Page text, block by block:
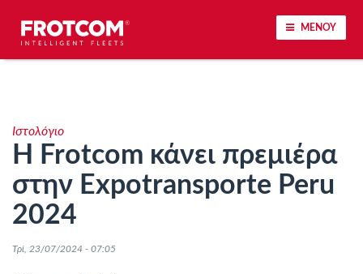
ΜΕΝΟΥ
Ανάλυση οδηγικής συμπεριφοράς
Παρακολούθηση του χρόνου οδήγησης
Διαχείριση εργατικού δυναμικού
Ιστολόγιο
Η Frotcom κάνει πρεμιέρα
στην Expotransporte Peru
2024
Τρί, 23/07/2024 - 07:05